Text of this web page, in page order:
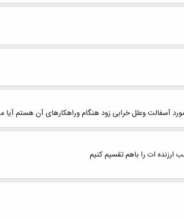
آسفالت وعلل خرابی زود هنگام وراهکارهای آن هستم آیا
ارزنده ات را باهم تقسیم کنیم